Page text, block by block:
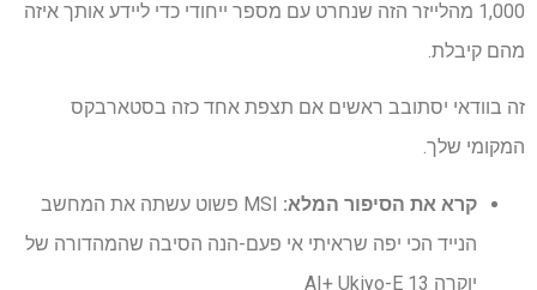
1,000 מהלייזר הזה שנחרט עם מספר ייחודי כדי ליידע אותך איזה
מהם קיבלת.
זה בוודאי יסתובב ראשים אם תצפת אחד כזה בסטארבקס
המקומי שלך.
קרא את הסיפור המלא:
MSI פשוט עשתה את המחשב
הנייד הכי יפה שראיתי אי פעם-הנה הסיבה שהמהדורה של
יוקרה 13 AI+ Ukiyo-E